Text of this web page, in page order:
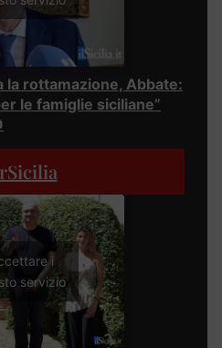
la rottamazione, Abbate:
le famiglie siciliane”
i
servizio